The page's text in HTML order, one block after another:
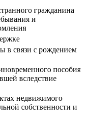
гражданина
и
в связи с рождением
пособия
вследствие
недвижимого
собственности и